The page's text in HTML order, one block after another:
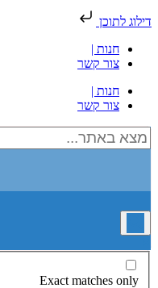
דילוג לתוכן
חנות |
צור קשר
חנות |
צור קשר
Exact matches only